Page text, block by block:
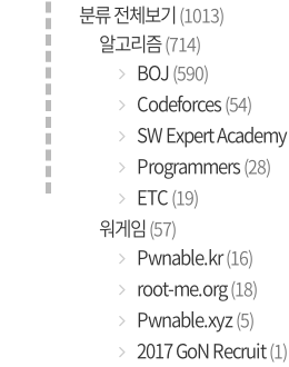
분류 전체보기(1013)
알고리즘(714)
BOJ(590)
Codeforces(54)
SW Expert Academy
Programmers(28)
ETC(19)
워게임(57)
Pwnable.kr(16)
root-me.org(18)
Pwnable.xyz(5)
2017 GoN Recruit(1)